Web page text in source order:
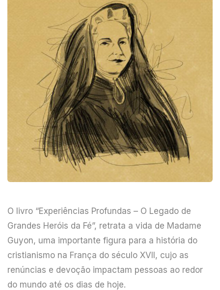
O livro “Experiências Profundas – O Legado de
Grandes Heróis da Fé”, retrata a vida de Madame
Guyon, uma importante figura para a história do
cristianismo na França do século XVII, cujo as
renúncias e devoção impactam pessoas ao redor
do mundo até os dias de hoje.